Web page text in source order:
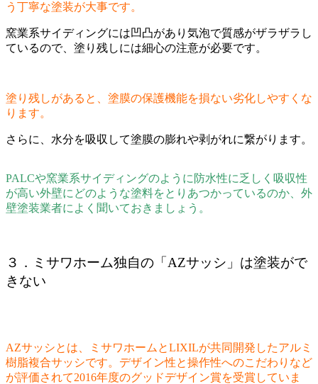
う丁寧な塗装が大事です。
窯業系サイディングには凹凸があり気泡で質感がザラザラし
ているので、塗り残しには細心の注意が必要です。
塗り残しがあると、塗膜の保護機能を損ない劣化しやすくな
ります。
さらに、水分を吸収して塗膜の膨れや剥がれに繋がります。
PALCや窯業系サイディングのように防水性に乏しく吸収性
が高い外壁にどのような塗料をとりあつかっているのか、外
壁塗装業者によく聞いておきましょう。
３．ミサワホーム独自の「AZサッシ」は塗装がで
きない
AZサッシとは、ミサワホームとLIXILが共同開発したアルミ
樹脂複合サッシです。デザイン性と操作性へのこだわりなど
が評価されて2016年度のグッドデザイン賞を受賞していま